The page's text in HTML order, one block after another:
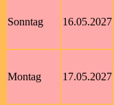
Sonntag 16.05.2027
Montag 17.05.2027